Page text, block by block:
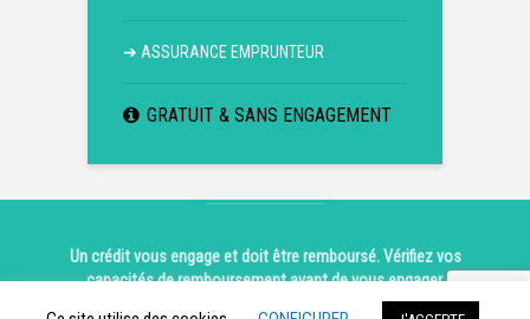
➔ ASSURANCE EMPRUNTEUR
GRATUIT & SANS ENGAGEMENT
Un crédit vous engage et doit être remboursé. Vérifiez vos
capacités de remboursement avant de vous engager.
Contact